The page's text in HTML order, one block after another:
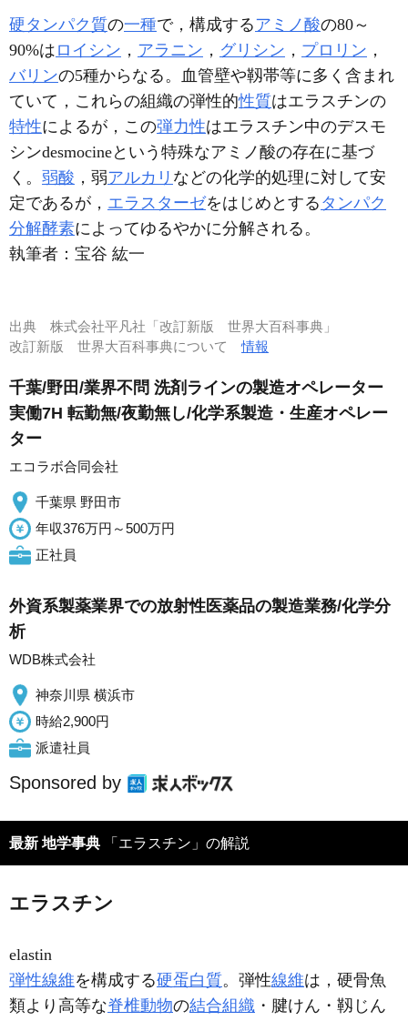
硬タンパク質の一種で，構成するアミノ酸の80～
90%は ロイシン ， アラニン ， グリシン ， プロリン ，
バリンの5種からなる。血管壁や靱帯等に多く含まれ
ていて，これらの組織の弾性的性質はエラスチンの
特性によるが，この弾力性はエラスチン中のデスモ
シンdesmocineという特殊なアミノ酸の存在に基づ
く。 弱酸 ，弱アルカリ などの化学的処理に対して安
定であるが， エラスターゼをはじめとする タンパク
分解酵素によってゆるやかに分解される。
執筆者： 宝谷 紘一
出典 株式会社平凡社「改訂新版 世界大百科事典」
改訂新版 世界大百科事典について情報
千葉/野田/業界不問 洗剤ラインの製造オペレーター
実働7H 転勤無/夜勤無し/化学系製造・生産オペレー
ター
エコラボ合同会社
千葉県 野田市
年収376万円～500万円
正社員
外資系製薬業界での放射性医薬品の製造業務/化学分
析
WDB株式会社
神奈川県 横浜市
時給2,900円
派遣社員
Sponsored by
最新 地学事典 「エラスチン」の解説
エラスチン
elastin
弾性線維を構成する硬蛋白質。弾性線維は，硬骨魚
類より高等な脊椎動物の結合組織 ・腱けん ・靱 じん